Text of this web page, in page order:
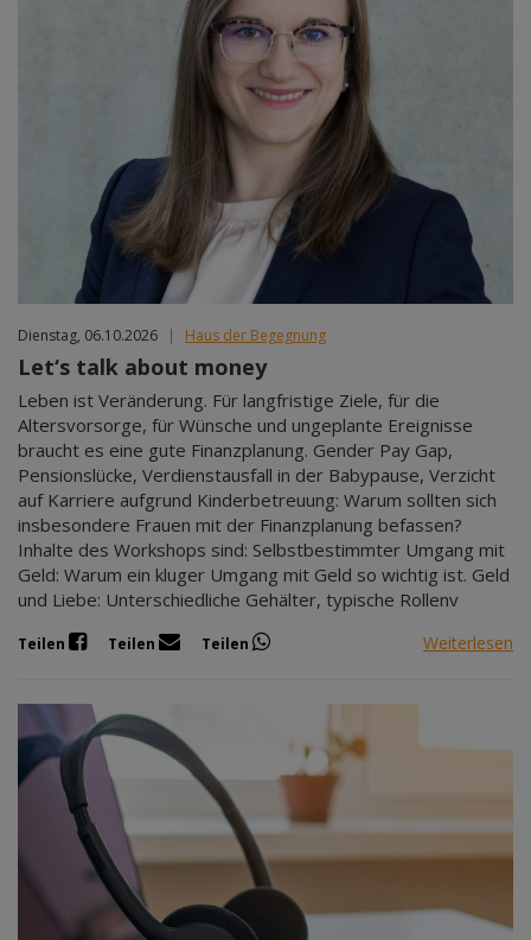
Dienstag, 06.10.2026 | Haus der Begegnung
Let‘s talk about money
Leben ist Veränderung. Für langfristige Ziele, für die
Altersvorsorge, für Wünsche und ungeplante Ereignisse
braucht es eine gute Finanzplanung. Gender Pay Gap,
Pensionslücke, Verdienstausfall in der Babypause, Verzicht
auf Karriere aufgrund Kinderbetreuung: Warum sollten sich
insbesondere Frauen mit der Finanzplanung befassen?
Inhalte des Workshops sind: Selbstbestimmter Umgang mit
Geld: Warum ein kluger Umgang mit Geld so wichtig ist. Geld
und Liebe: Unterschiedliche Gehälter, typische Rollenv
Teilen Teilen Teilen Weiterlesen